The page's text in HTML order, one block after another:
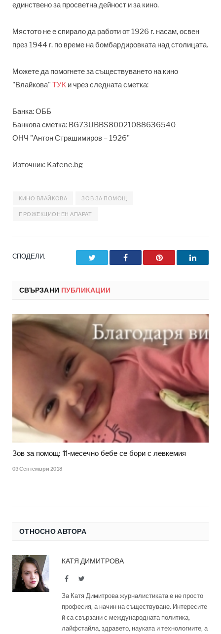
единствено за просветна дейност и за кино.
Мястото не е спирало да работи от 1926 г. насам, освен
през 1944 г. по време на бомбардировката над столицата.
Можете да помогнете за съществуването на кино
"Влайкова" ТУК и чрез следната сметка:
Банка: ОББ
Банкова сметка: BG73UBBS80021088636540
ОНЧ "Антон Страшимиров – 1926"
Източник: Kafene.bg
КИНО ВЛАЙКОВА ЗОВ ЗА ПОМОЩ
ПРОЖЕКЦИОНЕН АПАРАТ
СПОДЕЛИ. Facebook Pinterest
СВЪРЗАНИ ПУБЛИКАЦИИ
Зов за помощ: 11-месечно бебе се бори с левкемия
03 Септември 2018
ОТНОСНО АВТОРА
КАТЯ ДИМИТРОВА
FacebookTwitter
За Катя Димитрова журналистиката е не просто
професия, а начин на съществуване. Интересите
й са свързани с международната политика,
лайфстайла, здравето, науката и технологиите, а